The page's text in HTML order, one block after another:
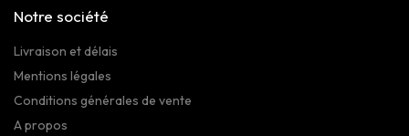
Notre société
Livraison et délais
Mentions légales
Conditions générales de vente
A propos